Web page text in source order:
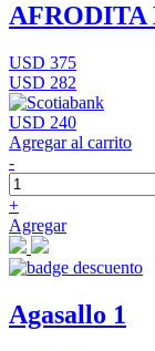
AFRODITA
USD 375
USD 282
USD 240
Agregar al carrito
-
+
Agregar
Agasallo 1